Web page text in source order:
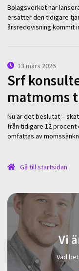
Bolagsverket har
ersätter den tidigare
årsredovisning kommit
13 mars 2026
Srf
matmoms
Nu är det beslutat –
från tidigare 12 procent
omfattas av
Gå till startsidan
Vi
Vad